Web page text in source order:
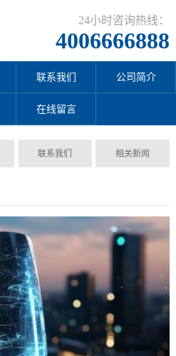
24小时咨询热线：
4006666888
联系我们 公司简介
在线留言
联系我们 相关新闻